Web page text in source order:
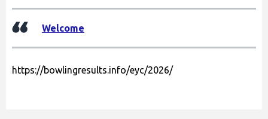
Welcome
https://bowlingresults.info/eyc/2026/